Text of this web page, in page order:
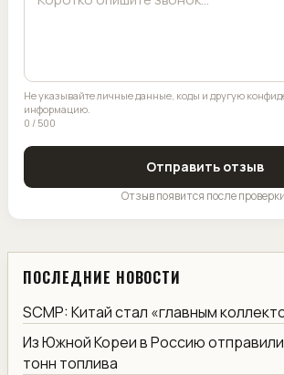
Не указывайте личные данные, коды и другую
информацию.
0 / 500
Отправить отзыв
Отзыв появится после
ПОСЛЕДНИЕ НОВОСТИ
SCMP: Китай стал «главным
Из Южной Кореи в Россию
тонн топлива